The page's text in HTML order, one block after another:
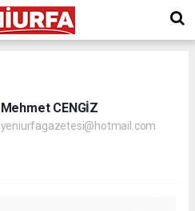
Mehmet CENGİZ
yeniurfagazetesi@hotmail.com